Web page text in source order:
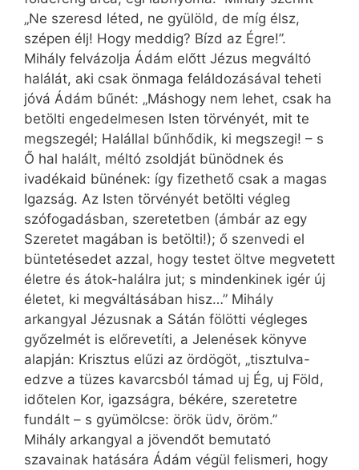
„Ne szeresd léted, ne gyülöld, de míg élsz,
szépen élj! Hogy meddig? Bízd az Égre!”.
Mihály felvázolja Ádám előtt Jézus megváltó
halálát, aki csak önmaga feláldozásával teheti
jóvá Ádám bűnét: „Máshogy nem lehet, csak ha
betölti engedelmesen Isten törvényét, mit te
megszegél; Halállal bűnhődik, ki megszegi! – s
Ő hal halált, méltó zsoldját bünödnek és
ivadékaid bünének: így fizethető csak a magas
Igazság. Az Isten törvényét betölti végleg
szófogadásban, szeretetben (ámbár az egy
Szeretet magában is betölti!); ő szenvedi el
büntetésedet azzal, hogy testet öltve megvetett
életre és átok-halálra jut; s mindenkinek igér új
életet, ki megváltásában hisz…” Mihály
arkangyal Jézusnak a Sátán fölötti végleges
győzelmét is előrevetíti, a Jelenések könyve
alapján: Krisztus elűzi az ördögöt, „tisztulva-
edzve a tüzes ka­varcs­ból támad uj Ég, uj Föld,
időtelen Kor, igazságra, békére, szeretetre
fundált – s gyümölcse: örök üdv, öröm.”
Mihály arkangyal a jövendőt bemutató
szavainak hatására Ádám végül felismeri, hogy